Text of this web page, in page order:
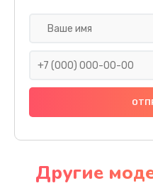
Другие